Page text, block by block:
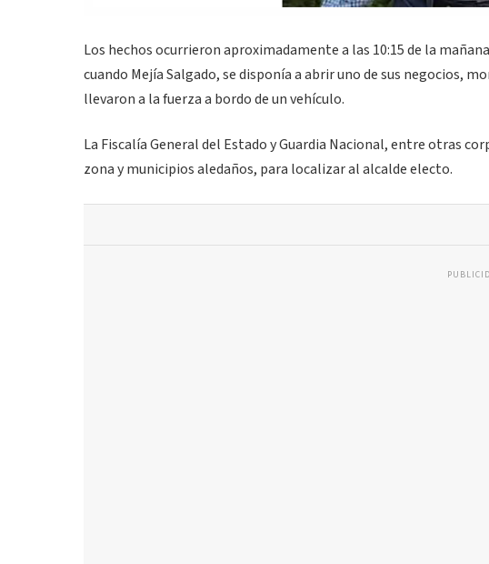
Los hechos ocurrieron aproximadamente a las 10:15 de la
cuando Mejía Salgado, se disponía a abrir uno de sus negocios,
llevaron a la fuerza a bordo de un vehículo.
La Fiscalía General del Estado y Guardia Nacional, entre otras
zona y municipios aledaños, para localizar al alcalde electo.